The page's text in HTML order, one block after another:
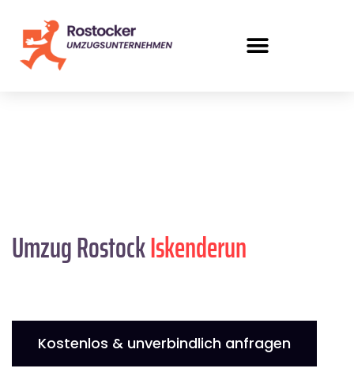
Umzug RostockIskenderun
Kostenlos & unverbindlich anfragen